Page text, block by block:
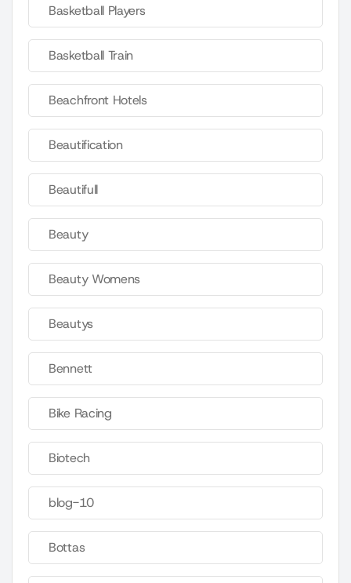
Basketball Players
Basketball Train
Beachfront Hotels
Beautification
Beautifull
Beauty
Beauty Womens
Beautys
Bennett
Bike Racing
Biotech
blog-10
Bottas